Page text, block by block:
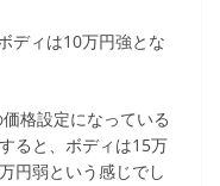
ディは10万円強とな
格設定になっている
ると、ボディは15万
円弱という感じでし